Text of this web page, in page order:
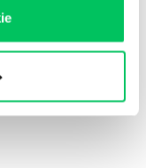
pytania z